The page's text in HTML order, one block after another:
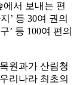
에서 보내는 편
’ 등 30여 권의
’ 등 100여 편의
원과가 산림청
리나라 최초의